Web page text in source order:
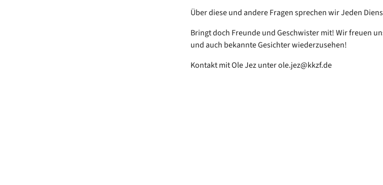
Über diese und andere Fragen sprechen wir Jeden
Bringt doch Freunde und Geschwister mit! Wir freuen
und auch bekannte Gesichter wiederzusehen!
Kontakt mit Ole Jez unter ole.jez@kkzf.de